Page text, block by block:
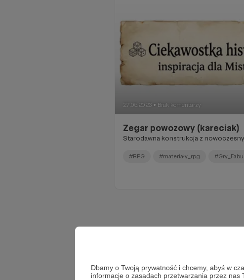
Dbamy o Twoją prywatność i chcemy, abyś w
informacje o zasadach przetwarzania przez nas
27.05.2026 ● Brak komentarzy
Zegar powozowy (kareciak)
Starodawna konstrukcja z
#RPG #materiały_rpg